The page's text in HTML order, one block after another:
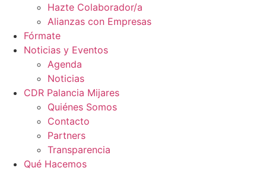
Hazte Colaborador/a
Alianzas con Empresas
Fórmate
Noticias y Eventos
Agenda
Noticias
CDR Palancia Mijares
Quiénes Somos
Contacto
Partners
Transparencia
Qué Hacemos